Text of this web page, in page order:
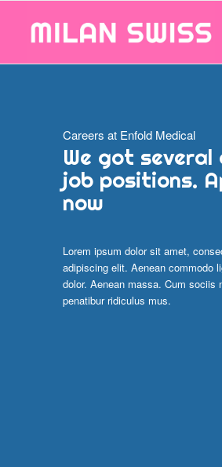
Careers at Enfold Medical
We got several
job positions.
now
Lorem ipsum dolor sit amet,
adipiscing elit. Aenean commodo
dolor. Aenean massa. Cum sociis
penatibur ridiculus mus.